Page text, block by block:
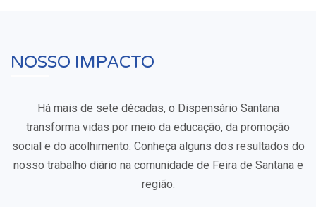
NOSSO IMPACTO
Há mais de sete décadas, o Dispensário Santana
transforma vidas por meio da educação, da promoção
social e do acolhimento. Conheça alguns dos resultados do
nosso trabalho diário na comunidade de Feira de Santana e
região.